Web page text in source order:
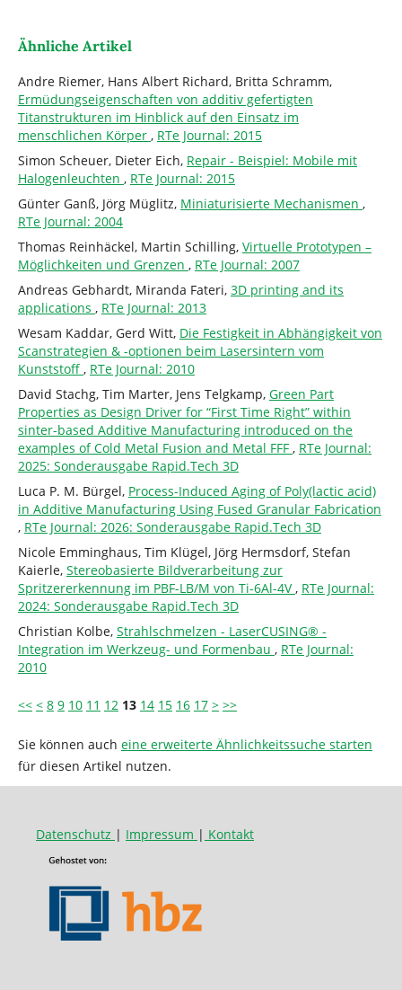
Ähnliche Artikel
Andre Riemer, Hans Albert Richard, Britta Schramm,
Ermüdungseigenschaften von additiv gefertigten
Titanstrukturen im Hinblick auf den Einsatz im
menschlichen Körper , RTe Journal: 2015
Simon Scheuer, Dieter Eich, Repair - Beispiel: Mobile mit
Halogenleuchten , RTe Journal: 2015
Günter Ganß, Jörg Müglitz, Miniaturisierte Mechanismen ,
RTe Journal: 2004
Thomas Reinhäckel, Martin Schilling, Virtuelle Prototypen –
Möglichkeiten und Grenzen , RTe Journal: 2007
Andreas Gebhardt, Miranda Fateri, 3D printing and its
applications , RTe Journal: 2013
Wesam Kaddar, Gerd Witt, Die Festigkeit in Abhängigkeit von
Scanstrategien & -optionen beim Lasersintern vom
Kunststoff , RTe Journal: 2010
David Stachg, Tim Marter, Jens Telgkamp, Green Part
Properties as Design Driver for “First Time Right” within
sinter-based Additive Manufacturing introduced on the
examples of Cold Metal Fusion and Metal FFF , RTe Journal:
2025: Sonderausgabe Rapid.Tech 3D
Luca P. M. Bürgel, Process-Induced Aging of Poly(lactic acid)
in Additive Manufacturing Using Fused Granular Fabrication
, RTe Journal: 2026: Sonderausgabe Rapid.Tech 3D
Nicole Emminghaus, Tim Klügel, Jörg Hermsdorf, Stefan
Kaierle, Stereobasierte Bildverarbeitung zur
Spritzererkennung im PBF-LB/M von Ti-6Al-4V , RTe Journal:
2024: Sonderausgabe Rapid.Tech 3D
Christian Kolbe, Strahlschmelzen - LaserCUSING® -
Integration im Werkzeug- und Formenbau , RTe Journal:
2010
<< < 8 9 10 11 12 13 14 15 16 17 > >>
Sie können auch eine erweiterte Ähnlichkeitssuche starten
für diesen Artikel nutzen.
Datenschutz | Impressum | Kontakt